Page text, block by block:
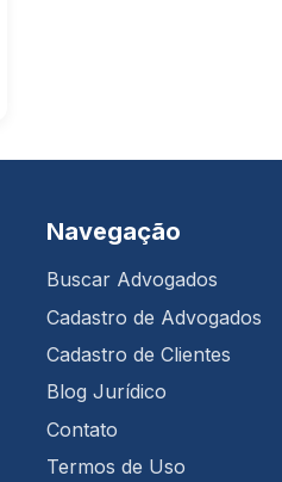
Navegação
Buscar Advogados
Cadastro de Advogados
Cadastro de Clientes
Blog Jurídico
Contato
Termos de Uso